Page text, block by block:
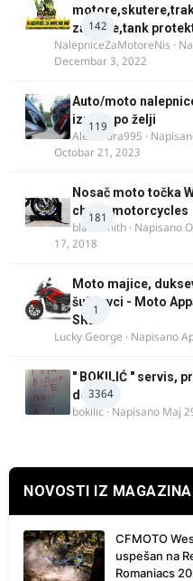
142
za felne,tank
NalepniceZaMotoreNis ·
Decembar 3, 2022
119
Auto/moto
izrada po želji
Alexandra995 ·
Octobar 21, 2023
181
Nosač moto točka
chock motorcycles
blacksmith · Napisano
17, 2018
1
Moto majice,
šuškavci - Moto
SRB
Lucky George · Napisano
3364
" BOKILIĆ " servis,
delova
bokilic · Napisano Maj
NOVOSTI IZ MAGAZINA
CFMOTO
uspešan na
Romaniacs